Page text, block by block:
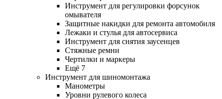
Инструмент для регулировки форсунок
омывателя
Защитные накидки для ремонта автомобиля
Лежаки и стулья для автосервиса
Инструмент для снятия заусенцев
Стяжные ремни
Чертилки и маркеры
Ещё 7
Инструмент для шиномонтажа
Манометры
Уровни рулевого колеса